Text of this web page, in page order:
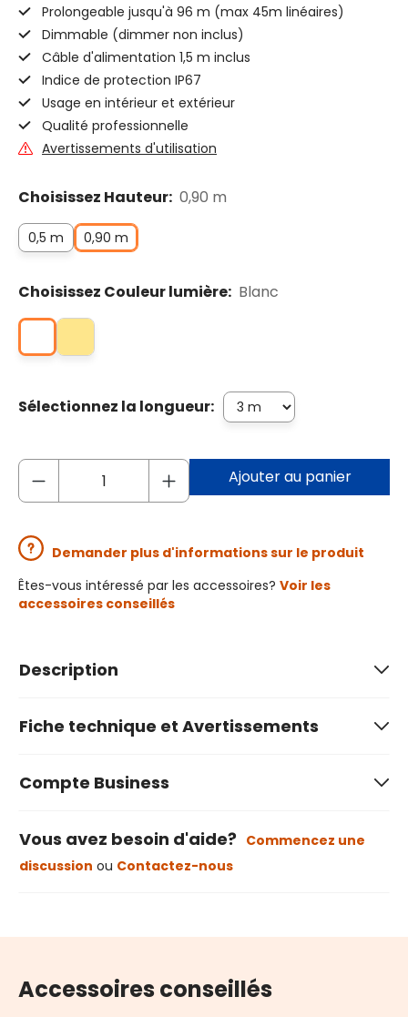
Prolongeable jusqu'à 96 m (max 45m linéaires)
Dimmable (dimmer non inclus)
Câble d'alimentation 1,5 m inclus
Indice de protection IP67
Usage en intérieur et extérieur
Qualité professionnelle
Avertissements d'utilisation
Choisissez Hauteur: 0,90 m
0,5 m 0,90 m
Choisissez Couleur lumière: Blanc
Sélectionnez la longueur:
Ajouter au panier
Demander plus d'informations sur le produit
Êtes-vous intéressé par les accessoires? Voir les
accessoires conseillés
Description
Fiche technique et Avertissements
Compte Business
Vous avez besoin d'aide? Commencez une
discussion ou Contactez-nous
Accessoires conseillés